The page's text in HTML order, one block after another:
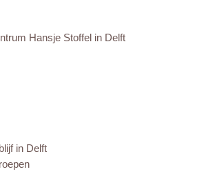
Hansje Stoffel in Delft
in Delft